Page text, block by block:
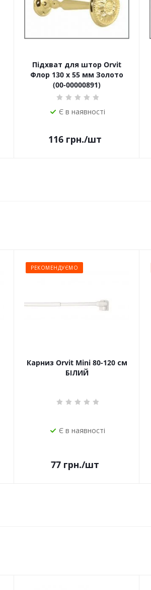
Підхват для штор Orvit
Флор 130 х 55 мм Золото
(00-00000891)
Є в наявності
116 грн./шт
РЕКОМЕНДУЄМО
Карниз Orvit Mini 80-120 см
БІЛИЙ
Є в наявності
77 грн./шт